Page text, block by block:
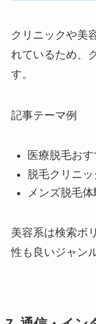
クリニックや美
れているため、
す。
記事テーマ例
医療脱毛おす
脱毛クリニ
メンズ脱毛体
美容系は検索ボ
性も良いジャン